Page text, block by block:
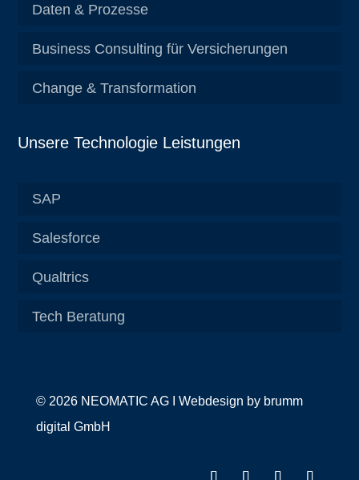
Daten & Prozesse
Business Consulting für Versicherungen
Change & Transformation
Unsere Technologie Leistungen
SAP
Salesforce
Qualtrics
Tech Beratung
© 2026 NEOMATIC AG I Webdesign by brumm
digital GmbH